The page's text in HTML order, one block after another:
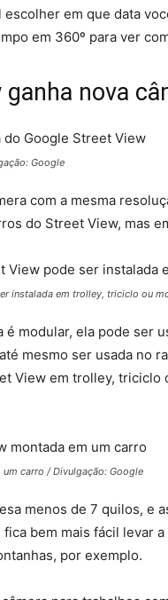
em que data
em 360º para ver
nova
Google
com a mesma
do Street View, mas
instalada em trolley, triciclo ou
é modular, ela pode ser
mesmo ser usada no
View em trolley, triciclo
carro / Divulgação: Google
menos de 7 quilos, e
bem mais fácil levar
por exemplo.